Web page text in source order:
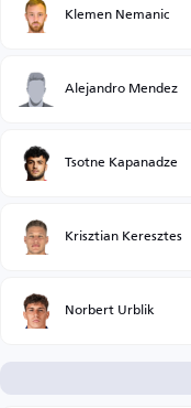
Klemen Nemanic
Alejandro Mendez
Tsotne Kapanadze
Krisztian Keresztes
Norbert Urblik